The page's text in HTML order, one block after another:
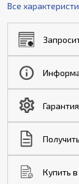
Все
Купить